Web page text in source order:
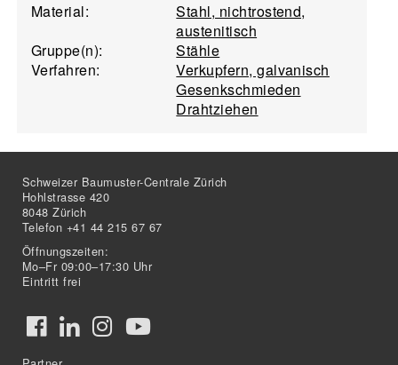
Material:
Stahl, nichtrostend,
austenitisch
Gruppe(n):
Stähle
Verfahren:
Verkupfern, galvanisch
Gesenkschmieden
Drahtziehen
Schweizer Baumuster-Centrale Zürich
Hohlstrasse 420
8048 Zürich
Telefon +41 44 215 67 67
Öffnungszeiten:
Mo–Fr 09:00–17:30 Uhr
Eintritt frei